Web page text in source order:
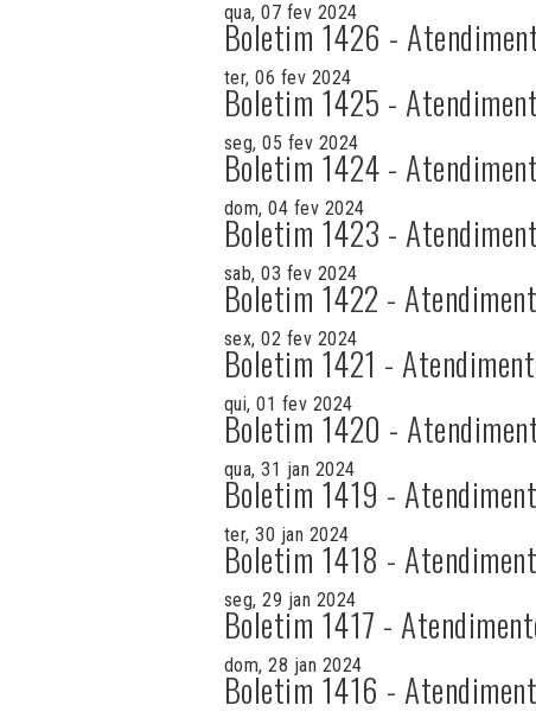
qua, 07 fev 2024
Boletim 1426 -
ter, 06 fev 2024
Boletim 1425 -
seg, 05 fev 2024
Boletim 1424 -
dom, 04 fev 2024
Boletim 1423 -
sab, 03 fev 2024
Boletim 1422 -
sex, 02 fev 2024
Boletim 1421 -
qui, 01 fev 2024
Boletim 1420 -
qua, 31 jan 2024
Boletim 1419 -
ter, 30 jan 2024
Boletim 1418 -
seg, 29 jan 2024
Boletim 1417 -
dom, 28 jan 2024
Boletim 1416 -